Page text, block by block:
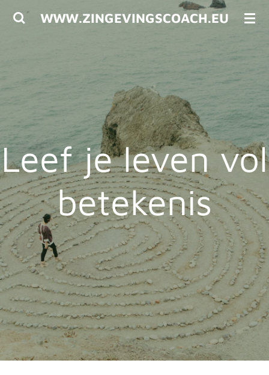
Ga
hoofdinhoud
WWW.ZINGEVINGSCOACH.EU
Leef je leven vol
betekenis